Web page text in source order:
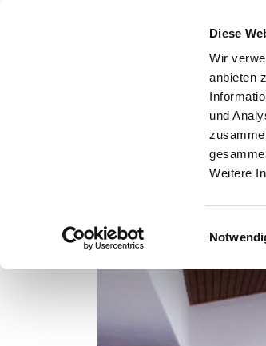
Diese
Wir
anbieten
und
Weitere
Bürgerservice
Sanierung des Hallenbades!